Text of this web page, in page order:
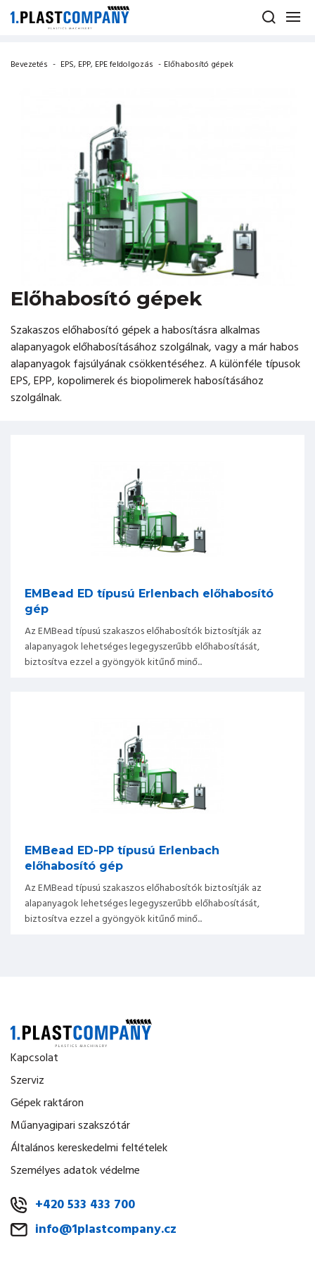
Bevezetés - EPS, EPP, EPE feldolgozás - Előhabosító gépek
Előhabosító gépek
Szakaszos előhabosító gépek a habosításra alkalmas
alapanyagok előhabosításához szolgálnak, vagy a már habos
alapanyagok fajsúlyának csökkentéséhez. A különféle típusok
EPS, EPP, kopolimerek és biopolimerek habosításához
szolgálnak.
EMBead ED típusú Erlenbach előhabosító
gép
Az EMBead típusú szakaszos előhabosítók biztosítják az
alapanyagok lehetséges legegyszerűbb előhabosítását,
biztosítva ezzel a gyöngyök kitűnő minő...
EMBead ED-PP típusú Erlenbach
előhabosító gép
Az EMBead típusú szakaszos előhabosítók biztosítják az
alapanyagok lehetséges legegyszerűbb előhabosítását,
biztosítva ezzel a gyöngyök kitűnő minő...
Kapcsolat
Szerviz
Gépek raktáron
Műanyagipari szakszótár
Általános kereskedelmi feltételek
Személyes adatok védelme
+420 533 433 700
info@1plastcompany.cz